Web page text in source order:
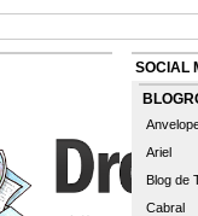
SOCIAL
Ariel
Blog de
Cabral